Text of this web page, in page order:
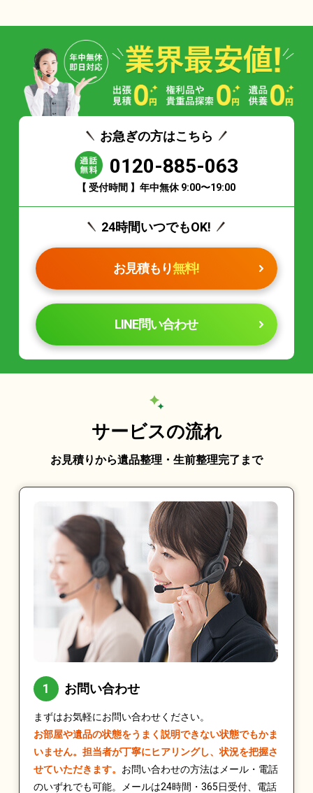
お急ぎの方はこちら
0120-885-063
【 受付時間 】年中無休 9:00〜19:00
24時間いつでもOK!
お見積もり無料!
LINE問い合わせ
サービスの流れ
お見積りから遺品整理・生前整理完了まで
お問い合わせ
まずはお気軽にお問い合わせください。
お部屋や遺品の状態をうまく説明できない状態でもかま
いません。担当者が丁寧にヒアリングし、状況を把握さ
せていただきます。 お問い合わせの方法はメール・電話
のいずれでも可能。メールは24時間・365日受付、電話